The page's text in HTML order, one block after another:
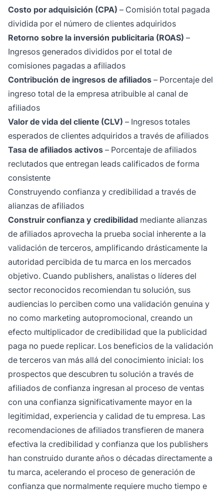
Costo por adquisición (CPA) – Comisión total pagada
dividida por el número de clientes adquiridos
Retorno sobre la inversión publicitaria (ROAS) –
Ingresos generados divididos por el total de
comisiones pagadas a afiliados
Contribución de ingresos de afiliados – Porcentaje del
ingreso total de la empresa atribuible al canal de
afiliados
Valor de vida del cliente (CLV) – Ingresos totales
esperados de clientes adquiridos a través de afiliados
Tasa de afiliados activos – Porcentaje de afiliados
reclutados que entregan leads calificados de forma
consistente
Construyendo confianza y credibilidad a través de
alianzas de afiliados
Construir confianza y credibilidad mediante alianzas
de afiliados aprovecha la prueba social inherente a la
validación de terceros, amplificando drásticamente la
autoridad percibida de tu marca en los mercados
objetivo. Cuando publishers, analistas o líderes del
sector reconocidos recomiendan tu solución, sus
audiencias lo perciben como una validación genuina y
no como marketing autopromocional, creando un
efecto multiplicador de credibilidad que la publicidad
paga no puede replicar. Los beneficios de la validación
de terceros van más allá del conocimiento inicial: los
prospectos que descubren tu solución a través de
afiliados de confianza ingresan al proceso de ventas
con una confianza significativamente mayor en la
legitimidad, experiencia y calidad de tu empresa. Las
recomendaciones de afiliados transfieren de manera
efectiva la credibilidad y confianza que los publishers
han construido durante años o décadas directamente a
tu marca, acelerando el proceso de generación de
confianza que normalmente requiere mucho tiempo e